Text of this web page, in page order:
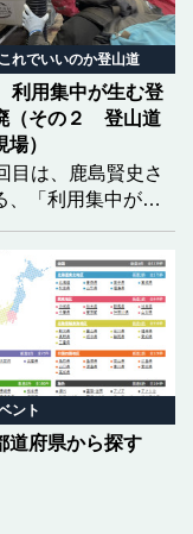
どう繋がり、私た
しがどう変わって
。 地域の自然と暮
、山の未来を共に
。
これでいいのか登山道
用集中が生む登
（その２ 登山道
）
目は、鹿島賢史さ
、「利用集中が生
。福島県の安達太
例に、前回は登山
実態をレポートい
したが、今回は、
対して現場でどの
備が行われている
体的に記していた
た。
ント
道府県から探す